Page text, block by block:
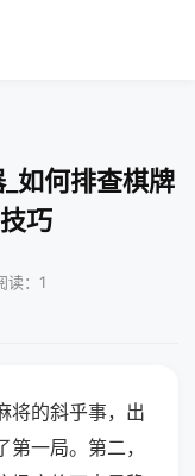
如何排查棋牌
巧
读：1
将的斜乎事，出
一局。第二，